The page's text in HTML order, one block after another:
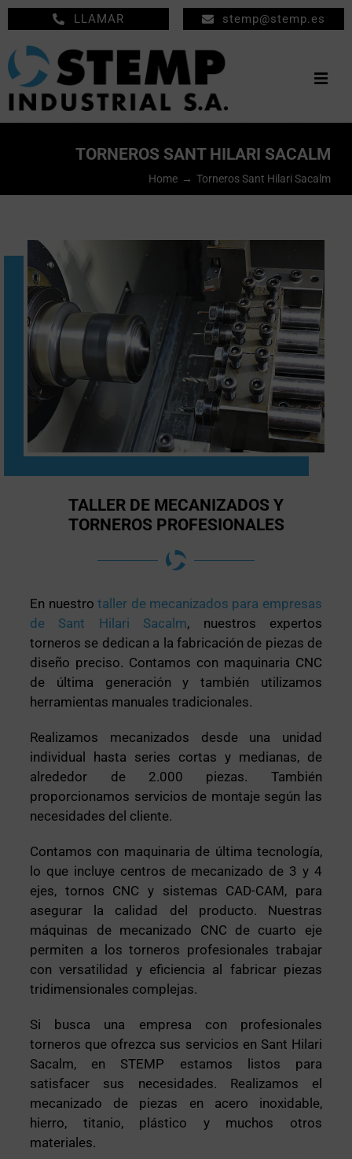
Saltar
al
contenido
LLAMAR stemp@stemp.es
EMPRESA
PRODUCTOS
NOTICIAS
CONTACTO
TORNEROS SANT HILARI SACALM
Home Torneros Sant Hilari Sacalm
TALLER DE MECANIZADOS Y
TORNEROS PROFESIONALES
En nuestrotaller de mecanizados para empresas
de Sant Hilari Sacalm, nuestros expertos
torneros se dedican a la fabricación de piezas de
diseño preciso. Contamos con maquinaria CNC
de última generación y también utilizamos
herramientas manuales tradicionales.
Realizamos mecanizados desde una unidad
individual hasta series cortas y medianas, de
alrededor de 2.000 piezas. También
proporcionamos servicios de montaje según las
necesidades del cliente.
Contamos con maquinaria de última tecnología,
lo que incluye centros de mecanizado de 3 y 4
ejes, tornos CNC y sistemas CAD-CAM, para
asegurar la calidad del producto. Nuestras
máquinas de mecanizado CNC de cuarto eje
permiten a los torneros profesionales trabajar
con versatilidad y eficiencia al fabricar piezas
tridimensionales complejas.
Si busca una empresa con profesionales
torneros que ofrezca sus servicios en Sant Hilari
Sacalm, en STEMP estamos listos para
satisfacer sus necesidades. Realizamos el
mecanizado de piezas en acero inoxidable,
hierro, titanio, plástico y muchos otros
materiales.